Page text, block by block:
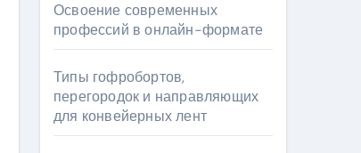
Освоение современных
профессий в онлайн-формате
Типы гофробортов,
перегородок и направляющих
для конвейерных лент